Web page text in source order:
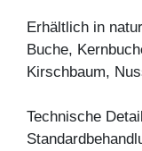
Erhältlich in
Buche,
Kirschbaum,
Technische